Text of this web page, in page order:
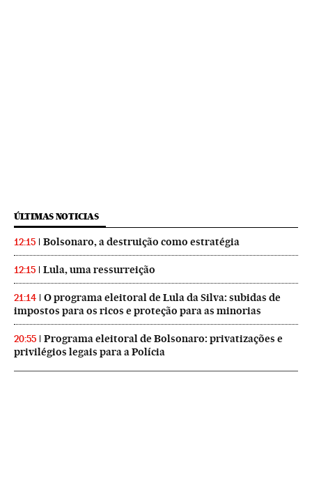
ÚLTIMAS NOTICIAS
12:15 Bolsonaro, a destruição como estratégia
12:15 Lula, uma ressurreição
21:14
O programa eleitoral de Lula da Silva: subidas de
impostos para os ricos e proteção para as minorias
20:55
Programa eleitoral de Bolsonaro: privatizações e
privilégios legais para a Polícia